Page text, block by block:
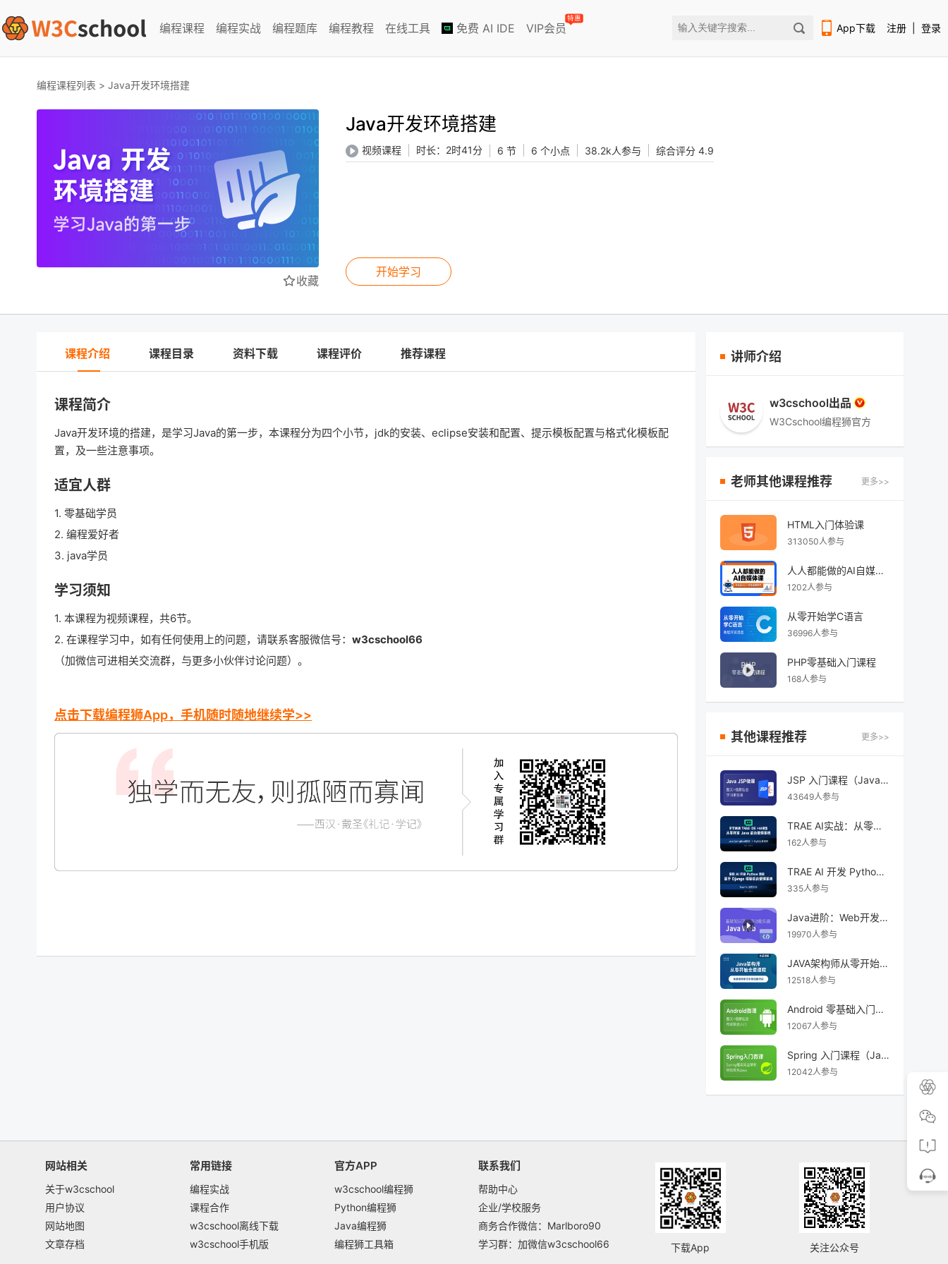
编程课程 编程实战 编程题库 编程教程 在线工具 免费 AI IDE VIP会员
特惠
App下载 注册 登录
编程课程列表 > Java开发环境搭建
收藏
Java开发环境搭建
视频课程 时长： 2时41分 6 节 6 个小点 38.2k人参与 综合评分 4.9
开始学习
课程介绍 课程目录 资料下载 课程评价 推荐课程
课程简介
Java开发环境的搭建，是学习Java的第一步，本课程分为四个小节，jdk的安装、eclipse安装和配置、提示模板配置与格式化模板配
置，及一些注意事项。
适宜人群
1. 零基础学员
2. 编程爱好者
3. java学员
学习须知
1. 本课程为视频课程，共6节。
2. 在课程学习中，如有任何使用上的问题，请联系客服微信号： w3cschool66
（加微信可进相关交流群，与更多小伙伴讨论问题）。
点击下载编程狮App，手机随时随地继续学>>
讲师介绍
w3cschool出品
W3Cschool编程狮官方
老师其他课程推荐 更多>>
HTML入门体验课
313050人参与
人人都能做的AI自媒体课
1202人参与
从零开始学C语言
36996人参与
PHP零基础入门课程
168人参与
其他课程推荐 更多>>
JSP 入门课程（Java 服务器页面）
43649人参与
TRAE AI实战：从零开发Spring Boot完整系统
162人参与
TRAE AI 开发 Python Django 后台管理系统
335人参与
Java进阶：Web开发实战
19970人参与
JAVA架构师从零开始学全套课程
12518人参与
Android 零基础入门课程
12067人参与
Spring 入门课程（Java 开发框架）
12042人参与
网站相关
关于w3cschool
用户协议
网站地图
文章存档
常用链接
编程实战
课程合作
w3cschool离线下载
w3cschool手机版
官方APP
w3cschool编程狮
Python编程狮
Java编程狮
编程狮工具箱
联系我们
帮助中心
企业/学校服务
商务合作微信：Marlboro90
学习群：加微信w3cschool66
下载App 关注公众号